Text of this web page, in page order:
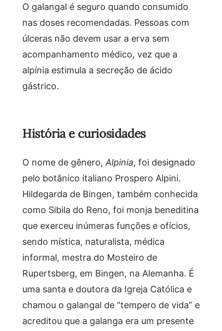
O galangal é seguro quando consumido
nas doses recomendadas. Pessoas com
úlceras não devem usar a erva sem
acompanhamento médico, vez que a
alpínia estimula a secreção de ácido
gástrico.
História e curiosidades
O nome de gênero,Alpinia, foi designado
pelo botânico italiano Prospero Alpini.
Hildegarda de Bingen, também conhecida
como Sibila do Reno, foi monja beneditina
que exerceu inúmeras funções e ofícios,
sendo mística, naturalista, médica
informal, mestra do Mosteiro de
Rupertsberg, em Bingen, na Alemanha. É
uma santa e doutora da Igreja Católica e
chamou o galangal de “tempero de vida” e
acreditou que a galanga era um presente